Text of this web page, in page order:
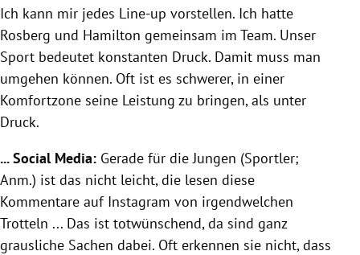
Ich kann mir jedes Line-up vorstellen. Ich hatte
Rosberg und Hamilton gemeinsam im Team. Unser
Sport bedeutet konstanten Druck. Damit muss man
umgehen können. Oft ist es schwerer, in einer
Komfortzone seine Leistung zu bringen, als unter
Druck.
... Social Media: Gerade für die Jungen (Sportler;
Anm.) ist das nicht leicht, die lesen diese
Kommentare auf Instagram von irgendwelchen
Trotteln ... Das ist totwünschend, da sind ganz
grausliche Sachen dabei. Oft erkennen sie nicht, dass